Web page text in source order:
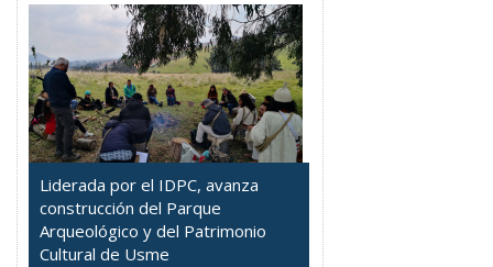
Liderada por el IDPC, avanza
construcción del Parque
Arqueológico y del Patrimonio
Cultural de Usme